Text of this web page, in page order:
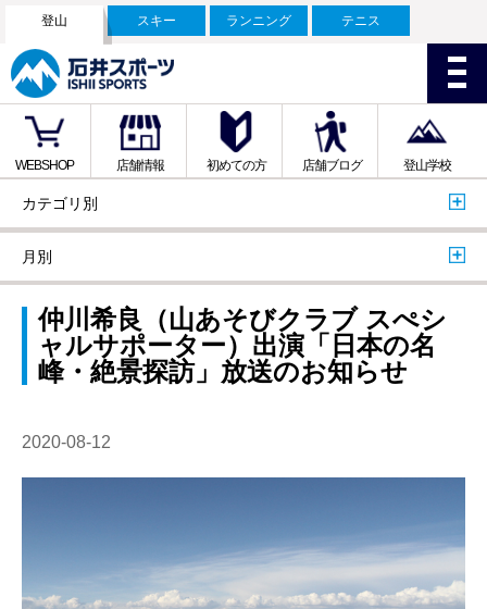
登山 スキー ランニング テニス
WEBSHOP 店舗情報 初めての方 店舗ブログ 登山学校
カテゴリ別
月別
仲川希良（山あそびクラブ スぺシ
ャルサポーター）出演「日本の名
峰・絶景探訪」放送のお知らせ
2020-08-12